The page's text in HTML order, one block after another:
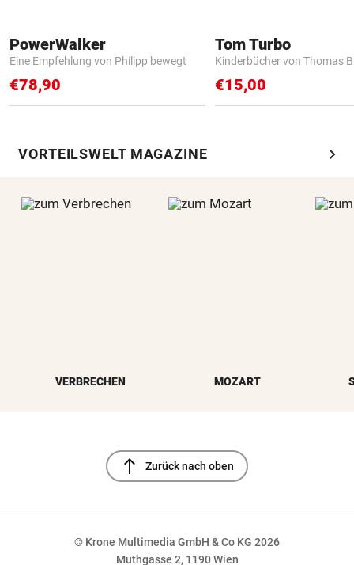
PowerWalker
Eine Empfehlung von Philipp bewegt
€78,90
Tom Turbo
Kinderbücher von Thomas
€15,00
VORTEILSWELT MAGAZINE chevron_right
VERBRECHEN MOZART
north Zurück nach oben
© Krone Multimedia GmbH & Co KG 2026
Muthgasse 2, 1190 Wien